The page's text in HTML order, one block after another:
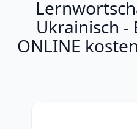
Ukrainisch -
ONLINE